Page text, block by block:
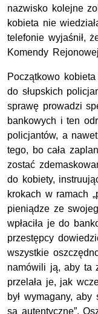
nazwisko kolejne
kobieta nie
telefonie wyjaśnił,
Komendy
Początkowo
do słupskich
sprawę prowadzi
bankowych i ten
policjantów, a
tego, bo cała
zostać
do kobiety,
krokach w ramach
pieniądze ze
wpłaciła je do
przestępcy
wszystkie
namówili ją, aby ta
przelała je, jak
był wymagany, aby
są autentyczne”.